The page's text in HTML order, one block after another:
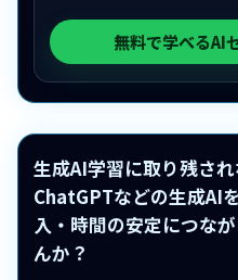
無料で学べるAI
生成AI学習に取り残さ
ChatGPTなどの生成AI
入・時間の安定につな
んか？